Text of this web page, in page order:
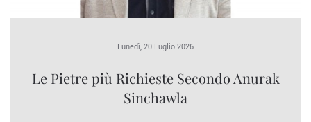
Lunedì, 20 Luglio 2026
Le Pietre più Richieste Secondo Anurak
Sinchawla